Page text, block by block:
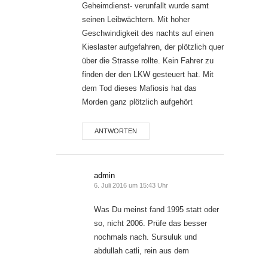
Geheimdienst- verunfallt wurde samt
seinen Leibwächtern. Mit hoher
Geschwindigkeit des nachts auf einen
Kieslaster aufgefahren, der plötzlich quer
über die Strasse rollte. Kein Fahrer zu
finden der den LKW gesteuert hat. Mit
dem Tod dieses Mafiosis hat das
Morden ganz plötzlich aufgehört
ANTWORTEN
admin
6. Juli 2016 um 15:43 Uhr
Was Du meinst fand 1995 statt oder
so, nicht 2006. Prüfe das besser
nochmals nach. Sursuluk und
abdullah catli, rein aus dem